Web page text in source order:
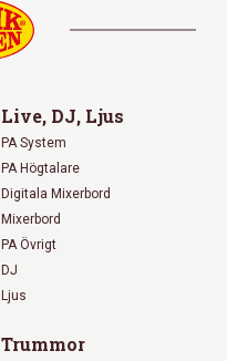
Live, DJ, Ljus
PA System
PA Högtalare
Digitala Mixerbord
Mixerbord
PA Övrigt
DJ
Ljus
Trummor